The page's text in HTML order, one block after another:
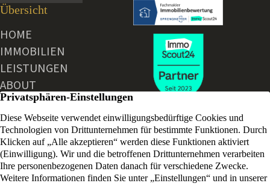
Übersicht
HOME
IMMOBILIEN
LEISTUNGEN
ABOUT
AKTUELLE NEWS
KONTAKT